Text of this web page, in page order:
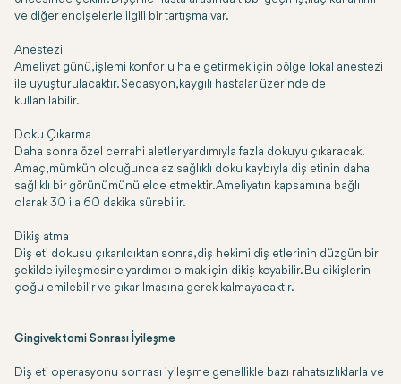
ve diğer endişelerle ilgili bir tartışma var.
Anestezi
Ameliyat günü, işlemi konforlu hale getirmek için bölge lokal anestezi
ile uyuşturulacaktır. Sedasyon, kaygılı hastalar üzerinde de
kullanılabilir.
Doku Çıkarma
Daha sonra özel cerrahi aletler yardımıyla fazla dokuyu çıkaracak.
Amaç, mümkün olduğunca az sağlıklı doku kaybıyla diş etinin daha
sağlıklı bir görünümünü elde etmektir. Ameliyatın kapsamına bağlı
olarak 30 ila 60 dakika sürebilir.
Dikiş atma
Diş eti dokusu çıkarıldıktan sonra, diş hekimi diş etlerinin düzgün bir
şekilde iyileşmesine yardımcı olmak için dikiş koyabilir. Bu dikişlerin
çoğu emilebilir ve çıkarılmasına gerek kalmayacaktır.
Gingivektomi Sonrası İyileşme
Diş eti operasyonu sonrası iyileşme genellikle bazı rahatsızlıklarla ve